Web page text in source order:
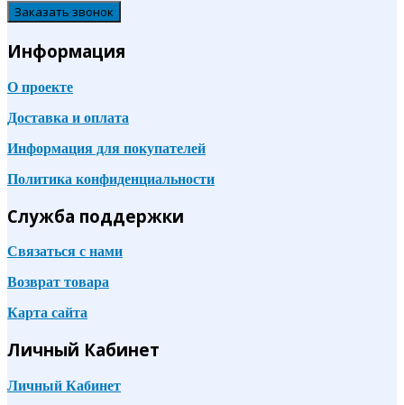
Заказать звонок
Информация
О проекте
Доставка и оплата
Информация для покупателей
Политика конфиденциальности
Служба поддержки
Связаться с нами
Возврат товара
Карта сайта
Личный Кабинет
Личный Кабинет